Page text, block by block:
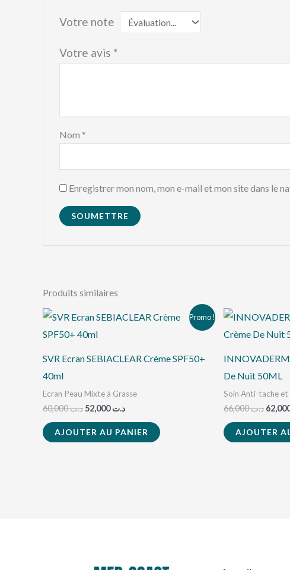
Votre note
Votre avis *
Nom *
Enregistrer mon nom, mon e-mail et mon site dans le
Produits similaires
Promo !
SVR Ecran SEBIACLEAR Crème SPF50+
40ml
Ecran Peau Mixte à Grasse
د.ت60,000
prix
initial
د.ت 60,000.
د.ت52,000
Le
prix
د.ت 52,000.
AJOUTER AU PANIER
De Nuit 50ML
Soin Anti-tache
د.ت66,000
Le
prix
initial
AJOUTER